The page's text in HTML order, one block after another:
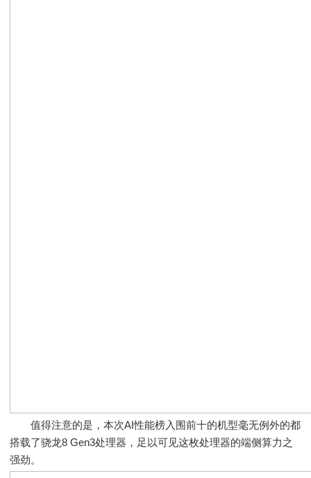
值得注意的是，本次AI性能榜入围前十的机型毫无例外的都
搭载了骁龙8 Gen3处理器，足以可见这枚处理器的端侧算力之
强劲。